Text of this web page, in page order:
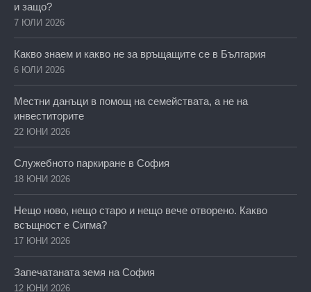
и защо?
7 ЮЛИ 2026
Какво знаем и какво не за връщащите се в България
6 ЮЛИ 2026
Местни данъци в помощ на семействата, а не на
инвеститорите
22 ЮНИ 2026
Служебното паркиране в София
18 ЮНИ 2026
Нещо ново, нещо старо и нещо вече отворено. Какво
всъщност е Сигма?
17 ЮНИ 2026
Запечатаната земя на София
12 ЮНИ 2026